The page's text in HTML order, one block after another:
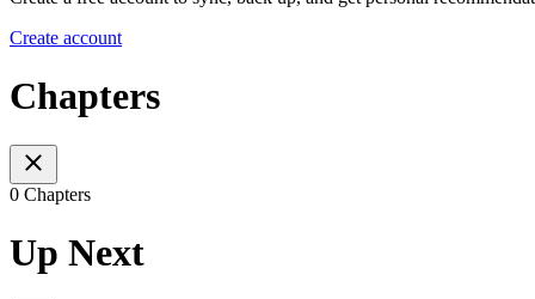
Create account
Chapters
0 Chapters
Up Next